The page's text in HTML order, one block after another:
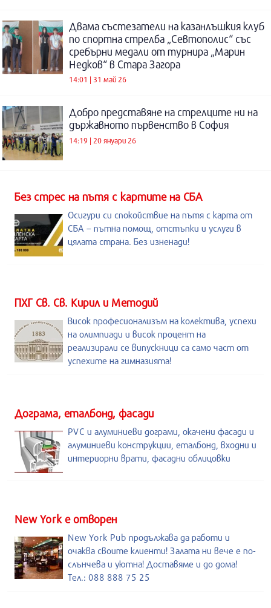
Двама състезатели на казанлъшкия клуб
по спортна стрелба „Севтополис“ със
сребърни медали от турнира „Марин
Недков“ в Стара Загора
14:01 | 31 май 26
Добро представяне на стрелците ни на
държавното първенство в София
14:19 | 20 януари 26
Без стрес на пътя с картите на СБА
Осигури си спокойствие на пътя с карта от
СБА – пътна помощ, отстъпки и услуги в
цялата страна. Без изненади!
ПХГ Св. Св. Кирил и Методий
Висок професионализъм на колектива, успехи
на олимпиади и висок процент на
реализирали се випускници са само част от
успехите на гимназията!
Дограма, еталбонд, фасади
PVC и алуминиеви дограми, окачени фасади и
алуминиеви конструкции, еталбонд, входни и
интериорни врати, фасадни облицовки
New York е отворен
New York Pub продължава да работи и
очаква своите клиенти! Залата ни вече е по-
слънчева и уютна! Доставяме и до дома!
Тел.: 088 888 75 25